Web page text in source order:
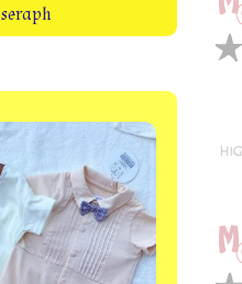
seraph